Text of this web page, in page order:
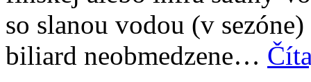
so slanou vodou (v
biliard neobmedzene…